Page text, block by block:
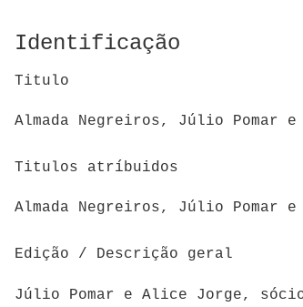
Identificação
Titulo
Almada Negreiros, Júlio Pomar
Titulos atríbuidos
Almada Negreiros, Júlio Pomar
Edição / Descrição geral
Júlio Pomar e Alice Jorge,